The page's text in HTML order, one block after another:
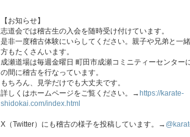
【お知らせ】
志道会では稽古生の入会を随時受け付けています。
是非一度稽古体験にいらしてください。親子や兄弟と一
方もたくさんいます。
成瀬道場は毎週金曜日 町田市成瀬コミニティーセンター
の間に稽古を行なっています。
もちろん、見学だけでも大丈夫です。
詳しくはホームページをご覧ください。→ https://karate-
shidokai.com/index.html
X（Twitter）にも稽古の様子を投稿しています。→